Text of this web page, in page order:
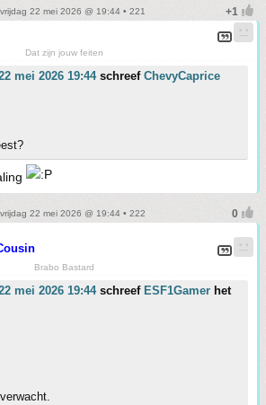
vrijdag 22 mei 2026 @ 19:44 • 221
Dat zijn jouw feiten
mei 2026 19:44schreef ChevyCaprice
vrijdag 22 mei 2026 @ 19:44 • 222
Brabo Bastard
mei 2026 19:44schreef ESF1Gamer het